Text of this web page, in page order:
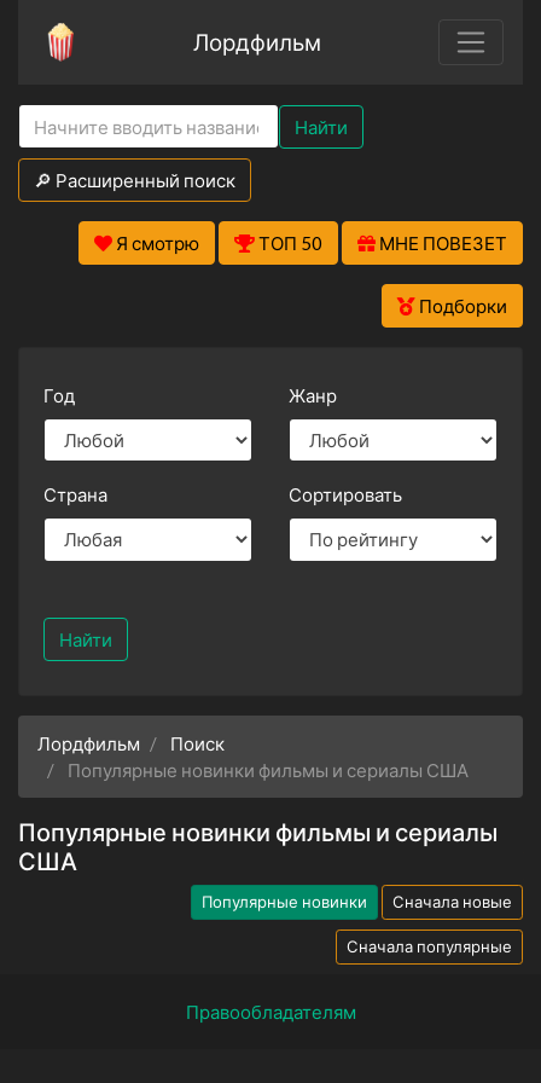
Лордфильм
Найти
🔎 Расширенный поиск
Я смотрю ТОП 50 МНЕ ПОВЕЗЕТ
Подборки
Год Жанр
Страна Сортировать
Найти
Лордфильм
Поиск
Популярные новинки фильмы и сериалы США
Популярные новинки фильмы и сериалы
США
Популярные новинки Сначала новые
Сначала популярные
Правообладателям